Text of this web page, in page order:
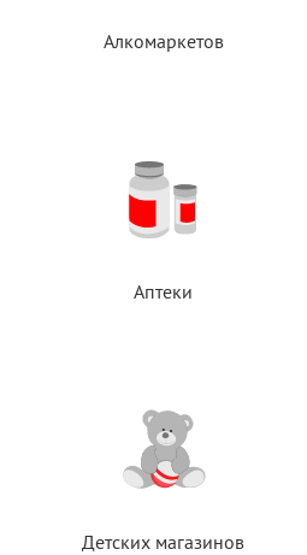
Алкомаркетов
Аптеки
Детских магазинов